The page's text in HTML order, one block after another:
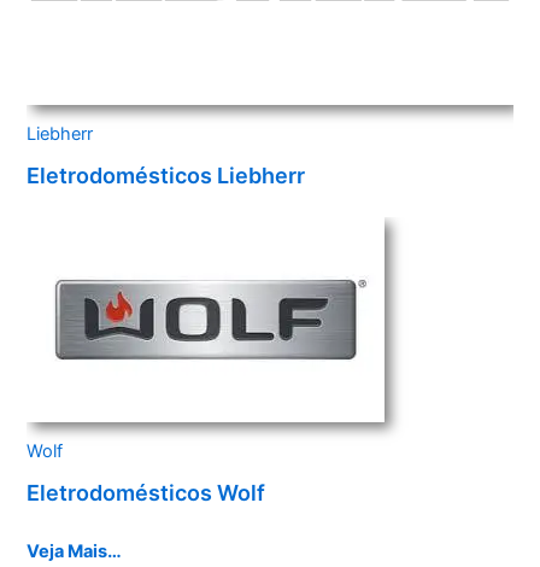
Liebherr
Eletrodomésticos Liebherr
Wolf
Eletrodomésticos Wolf
Veja Mais…